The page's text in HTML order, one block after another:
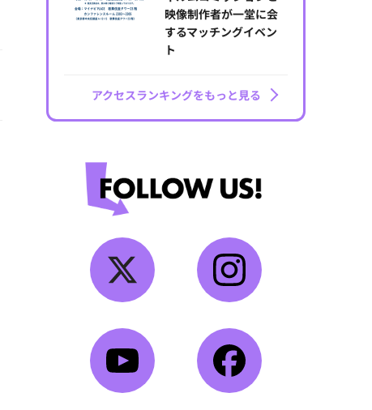
映像制作者が一堂に会
するマッチングイベン
ト
アクセスランキングをもっと見る